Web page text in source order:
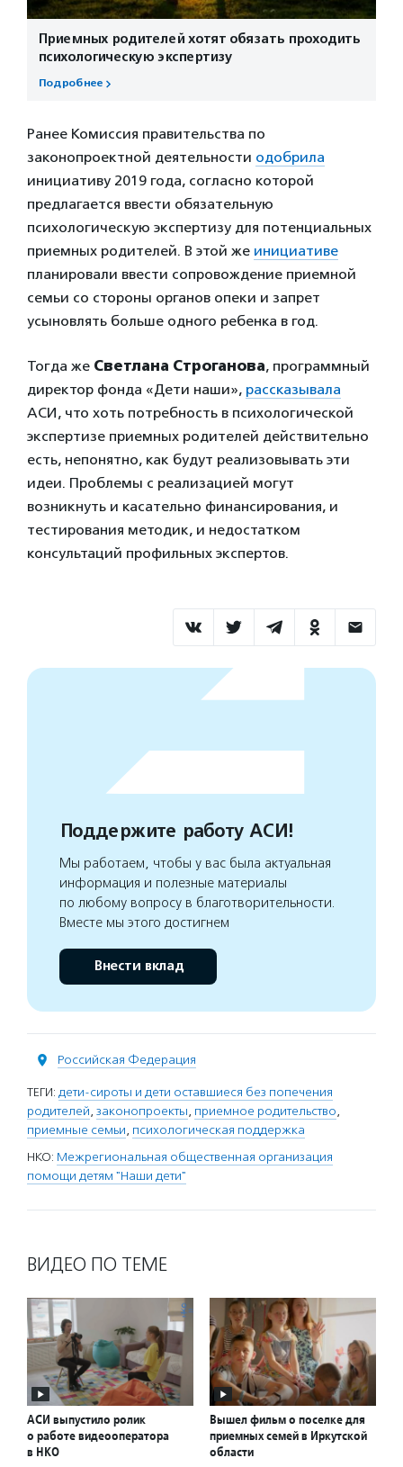
Приемных родителей хотят обязать проходить
психологическую экспертизу
Подробнее
Ранее Комиссия правительства по
законопроектной деятельности одобрила
инициативу 2019 года, согласно которой
предлагается ввести обязательную
психологическую экспертизу для потенциальных
приемных родителей. В этой же инициативе
планировали ввести сопровождение приемной
семьи со стороны органов опеки и запрет
усыновлять больше одного ребенка в год.
Тогда же Светлана Строганова, программный
директор фонда «Дети наши», рассказывала
АСИ, что хоть потребность в психологической
экспертизе приемных родителей действительно
есть, непонятно, как будут реализовывать эти
идеи. Проблемы с реализацией могут
возникнуть и касательно финансирования, и
тестирования методик, и недостатком
консультаций профильных экспертов.
Поддержите работу АСИ!
Мы работаем, чтобы у вас была актуальная
информация и полезные материалы
по любому вопросу в благотворительности.
Вместе мы этого достигнем
Внести вклад
Российская Федерация
ТЕГИ: дети-сироты и дети оставшиеся без попечения
родителей, законопроекты, приемное родительство,
приемные семьи, психологическая поддержка
НКО: Межрегиональная общественная организация
помощи детям "Наши дети"
ВИДЕО ПО ТЕМЕ
АСИ выпустило ролик
о работе видеооператора
в НКО
Вышел фильм о поселке для
приемных семей в Иркутской
области